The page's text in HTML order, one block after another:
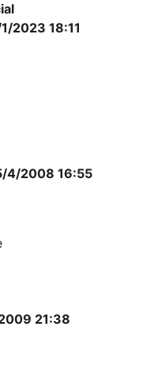
2023 18:11
4/2008 16:55
21:38